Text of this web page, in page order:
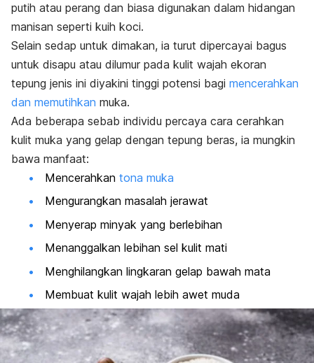
putih atau perang dan biasa digunakan dalam hidangan
manisan seperti kuih koci.
Selain sedap untuk dimakan, ia turut dipercayai bagus
untuk disapu atau dilumur pada kulit wajah ekoran
tepung jenis ini diyakini tinggi potensi bagi mencerahkan
dan memutihkan muka.
Ada beberapa sebab individu percaya cara cerahkan
kulit muka yang gelap dengan tepung beras, ia mungkin
bawa manfaat:
Mencerahkan tona muka
Mengurangkan masalah jerawat
Menyerap minyak yang berlebihan
Menanggalkan lebihan sel kulit mati
Menghilangkan lingkaran gelap bawah mata
Membuat kulit wajah lebih awet muda